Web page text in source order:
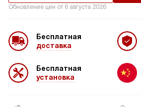
Обновление цен от 6 августа 2026
Бесплатная
доставка
Бесплатная
установка